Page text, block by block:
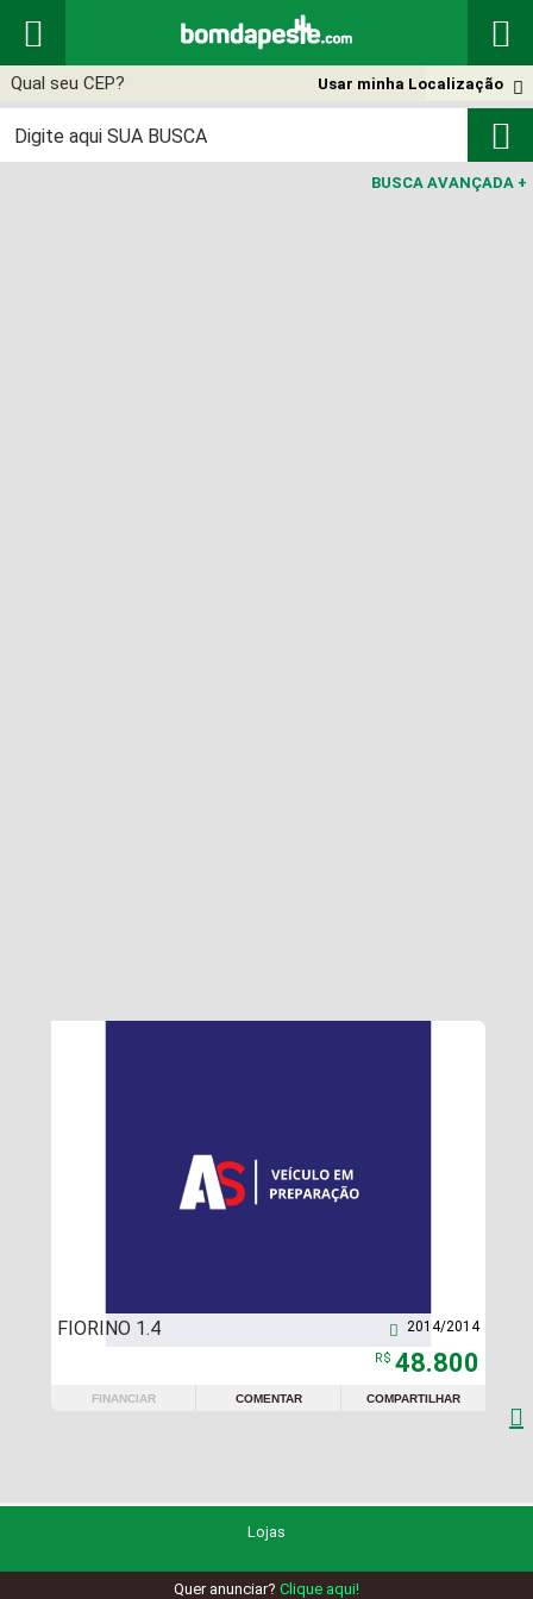
 

Usar minha Localização

BUSCA AVANÇADA +
FIORINO 1.4 2014/2014

R$ 48.800
FINANCIAR COMENTAR COMPARTILHAR

Lojas
Quer anunciar? Clique aqui!